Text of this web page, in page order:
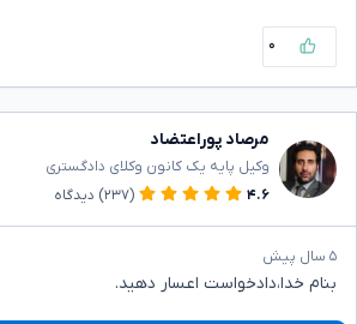
۰
مرصاد پوراعتضاد
وکیل پایه یک کانون وکلای دادگستری
۴.۶
(۲۳۷) دیدگاه
۵ سال پیش
بنام خدا،دادخواست اعسار دهید.